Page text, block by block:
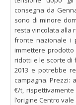
consegna da
sono di minore
resta vincolata alla
fronte nazionale i
immettere
ridotti e le scorte di
2013 e potrebbe
campagna. Prezzi:
€/t,
l’origine Centro